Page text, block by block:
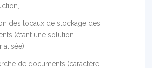
des locaux de stockage des
(étant une solution
de documents (caractère